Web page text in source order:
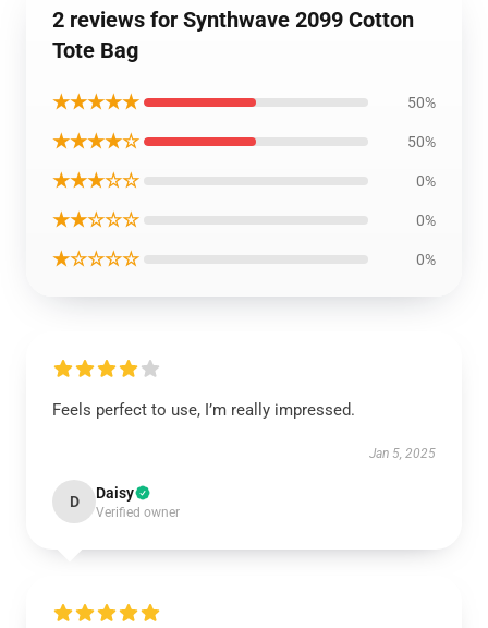
2 reviews for Synthwave 2099 Cotton
Tote Bag
★★★★★ 50%
★★★★☆ 50%
★★★☆☆ 0%
★★☆☆☆ 0%
★☆☆☆☆ 0%
Feels perfect to use, I’m really impressed.
Jan 5, 2025
D Daisy
Verified owner